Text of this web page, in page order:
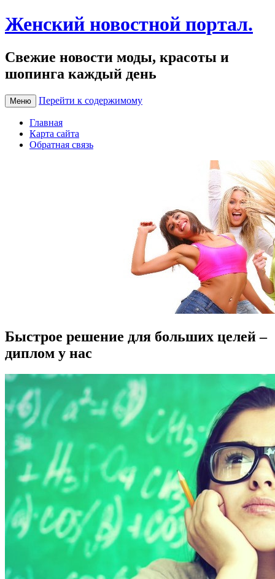
Женский новостной портал.
Свежие новости моды, красоты и
шопинга каждый день
Меню Перейти к содержимому
Главная
Карта сайта
Обратная связь
Быстрое решение для больших целей –
диплом у нас